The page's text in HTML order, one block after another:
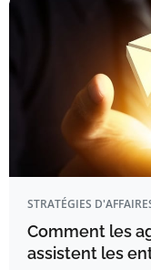
STRATÉGIES
Comment les
assistent les